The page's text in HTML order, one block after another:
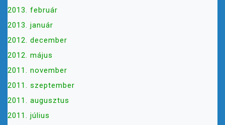
2013. február
2013. január
2012. december
2012. május
2011. november
2011. szeptember
2011. augusztus
2011. július